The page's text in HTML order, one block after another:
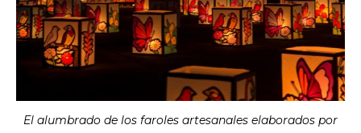
El alumbrado de los faroles artesanales elaborados por